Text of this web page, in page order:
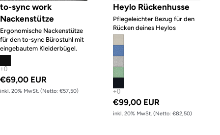
to-sync work
Nackenstütze
Ergonomische Nackenstütze
für den to-sync Bürostuhl mit
eingebautem Kleiderbügel.
€69,00 EUR
inkl. 20% MwSt. (Netto: €57,50)
Heylo Rückenhusse
Pflegeleichter Bezug für den
Rücken deines Heylos
€99,00 EUR
inkl. 20% MwSt. (Netto: €82,50)